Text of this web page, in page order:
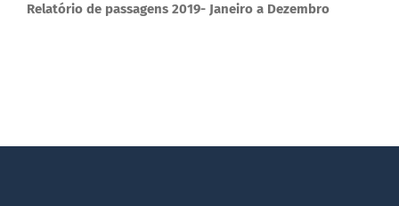
Relatório de passagens 2019- Janeiro a Dezembro